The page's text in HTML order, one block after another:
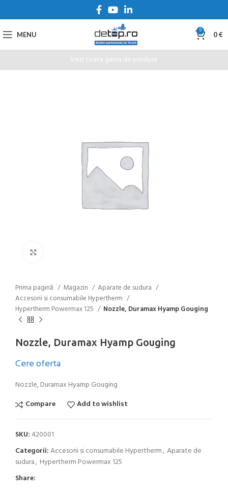
MENU 0 0€
Vezi toata gama de produse
Prima pagină Magazin
Aparate de sudura
Accesorii si consumabile Hypertherm
Hypertherm Powermax 125
Nozzle, Duramax Hyamp Gouging
Nozzle, Duramax Hyamp Gouging
Cere oferta
Nozzle, Duramax Hyamp Gouging
Compare
Add to wishlist
SKU: 420001
Categorii:Accesorii si consumabile Hypertherm, Aparate de
sudura, Hypertherm Powermax 125
Share: